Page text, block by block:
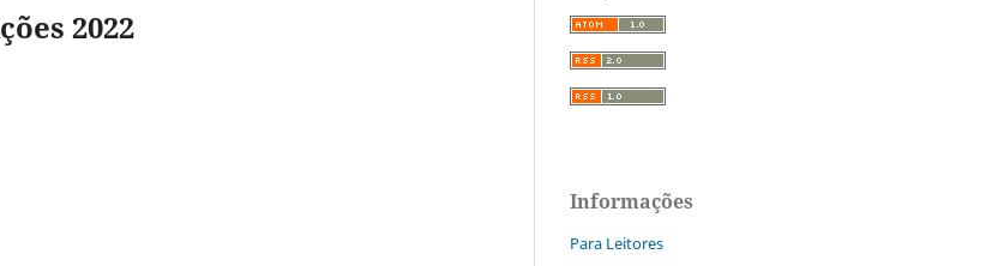
2022
Informações
Para Leitores